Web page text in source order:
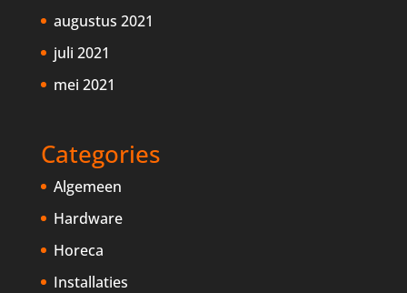
augustus 2021
juli 2021
mei 2021
Categories
Algemeen
Hardware
Horeca
Installaties